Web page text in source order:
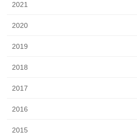
2021
2020
2019
2018
2017
2016
2015